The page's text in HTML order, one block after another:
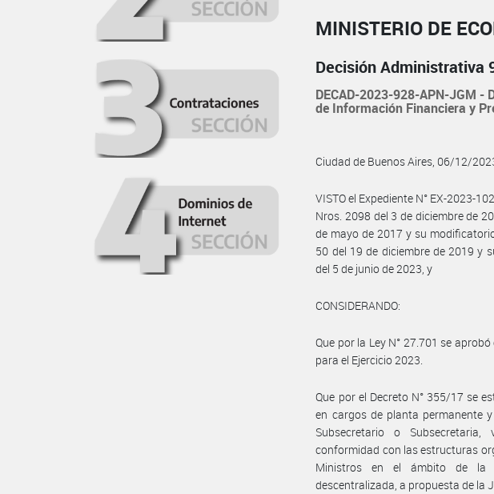
MINISTERIO DE
Decisión Administrativa
DECAD-2023-928-APN-JGM -
de Información Financiera y
Ciudad de Buenos Aires, 06/12/
VISTO el Expediente N° EX-2023-
Nros. 2098 del 3 de diciembre de
de mayo de 2017 y su
50 del 19 de diciembre de 2019 y
del 5 de junio de 2023, y
CONSIDERANDO:
Que por la Ley N° 27.701 se
para el Ejercicio 2023.
Que por el Decreto N° 355/17 se
en cargos de planta permanente
Subsecretario o
conformidad con las estructuras
Ministros en el ámbito de la
descentralizada, a propuesta de la